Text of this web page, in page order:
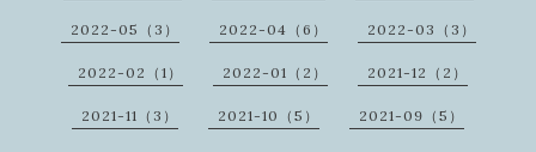
2022-05（3） 2022-04（6） 2022-03（3）
2022-02（1） 2022-01（2） 2021-12（2）
2021-11（3） 2021-10（5） 2021-09（5）